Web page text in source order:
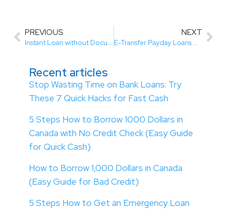
PREVIOUS NEXT
Recent articles
Stop Wasting Time on Bank Loans: Try
These 7 Quick Hacks for Fast Cash
5 Steps How to Borrow 1000 Dollars in
Canada with No Credit Check (Easy Guide
for Quick Cash)
How to Borrow 1,000 Dollars in Canada
(Easy Guide for Bad Credit)
5 Steps How to Get an Emergency Loan